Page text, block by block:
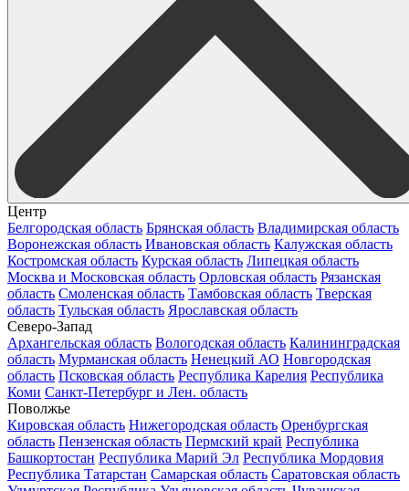
Центр
Белгородская область Брянская область Владимирская область
Воронежская область Ивановская область Калужская область
Костромская область Курская область Липецкая область
Москва и Московская область Орловская область Рязанская
область Смоленская область Тамбовская область Тверская
область Тульская область Ярославская область
Северо-Запад
Архангельская область Вологодская область Калининградская
область Мурманская область Ненецкий АО Новгородская
область Псковская область Республика Карелия Республика
Коми Санкт-Петербург и Лен. область
Поволжье
Кировская область Нижегородская область Оренбургская
область Пензенская область Пермский край Республика
Башкортостан Республика Марий Эл Республика Мордовия
Республика Татарстан Самарская область Саратовская область